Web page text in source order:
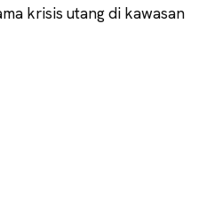
krisis utang di kawasan